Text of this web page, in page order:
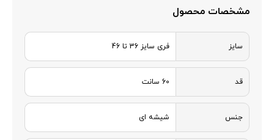
مشخصات محصول
سایز فری سایز 36 تا 46
قد 60 سانت
جنس شیشه ای